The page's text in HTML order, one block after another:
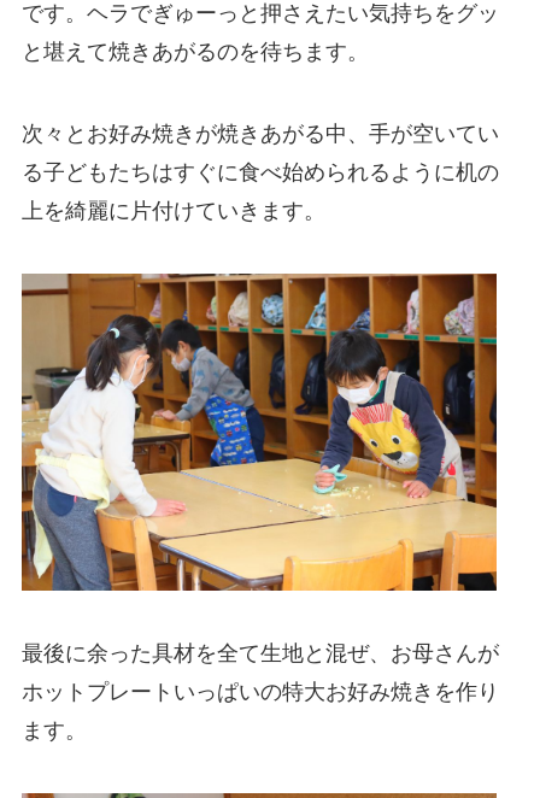
です。ヘラでぎゅーっと押さえたい気持ちをグッ
と堪えて焼きあがるのを待ちます。
次々とお好み焼きが焼きあがる中、手が空いてい
る子どもたちはすぐに食べ始められるように机の
上を綺麗に片付けていきます。
最後に余った具材を全て生地と混ぜ、お母さんが
ホットプレートいっぱいの特大お好み焼きを作り
ます。